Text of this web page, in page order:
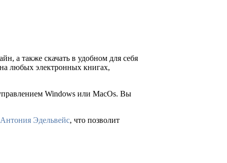
а также скачать в удобном для себя
любых электронных книгах,
Windows или MacOs. Вы
Антония Эдельвейс, что позволит